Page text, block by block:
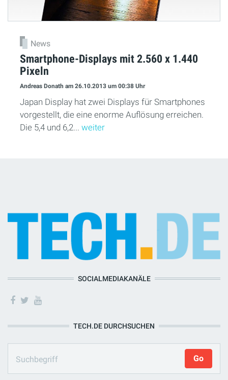
News
Smartphone-Displays mit 2.560 x 1.440
Pixeln
Andreas Donath am 26.10.2013 um 00:38 Uhr
Japan Display hat zwei Displays für Smartphones
vorgestellt, die eine enorme Auflösung erreichen.
Die 5,4 und 6,2... weiter
SOCIALMEDIAKANÄLE
TECH.DE DURCHSUCHEN